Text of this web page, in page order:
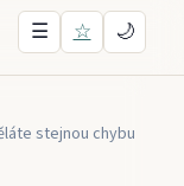
☰ ☆ 🌙
stejnou chybu